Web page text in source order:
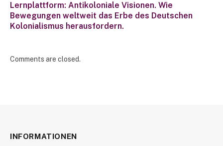
Lernplattform: Antikoloniale Visionen. Wie
Bewegungen weltweit das Erbe des Deutschen
Kolonialismus herausfordern.
Comments are closed.
INFORMATIONEN